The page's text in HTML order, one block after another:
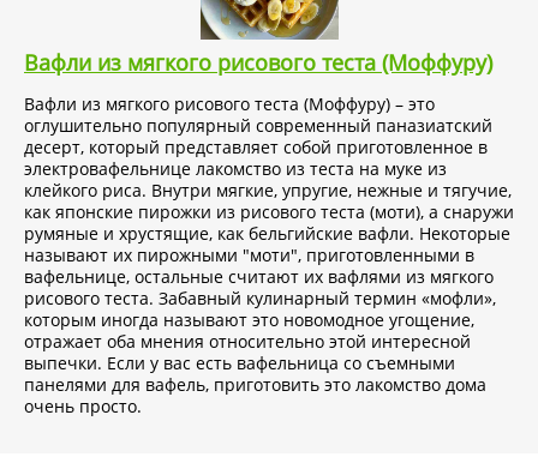
Вафли из мягкого рисового теста (Моффуру)
Вафли из мягкого рисового теста (Моффуру) – это
оглушительно популярный современный паназиатский
десерт, который представляет собой приготовленное в
электровафельнице лакомство из теста на муке из
клейкого риса. Внутри мягкие, упругие, нежные и тягучие,
как японские пирожки из рисового теста (моти), а снаружи
румяные и хрустящие, как бельгийские вафли. Некоторые
называют их пирожными "моти", приготовленными в
вафельнице, остальные считают их вафлями из мягкого
рисового теста. Забавный кулинарный термин «мофли»,
которым иногда называют это новомодное угощение,
отражает оба мнения относительно этой интересной
выпечки. Если у вас есть вафельница со съемными
панелями для вафель, приготовить это лакомство дома
очень просто.